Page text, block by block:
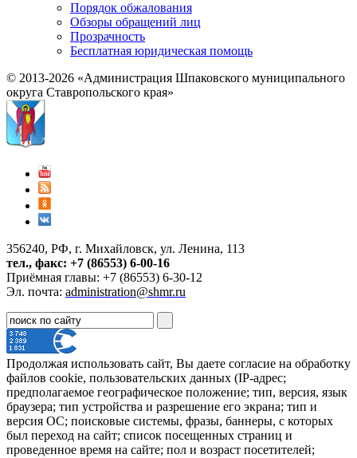
Порядок обжалования
Обзоры обращений лиц
Прозрачность
Бесплатная юридическая помощь
© 2013-2026 «Администрация Шпаковского муниципального
округа Ставропольского края»
356240, РФ, г. Михайловск, ул. Ленина, 113
тел., факс: +7 (86553) 6-00-16
Приёмная главы: +7 (86553) 6-30-12
Эл. почта: administration@shmr.ru
Продолжая использовать сайт, Вы даете согласие на обработку
файлов cookie, пользовательских данных (IP-адрес;
предполагаемое географическое положение; тип, версия, язык
браузера; тип устройства и разрешение его экрана; тип и
версия ОС; поисковые системы, фразы, баннеры, с которых
был переход на сайт; список посещенных страниц и
проведенное время на сайте; пол и возраст посетителей;